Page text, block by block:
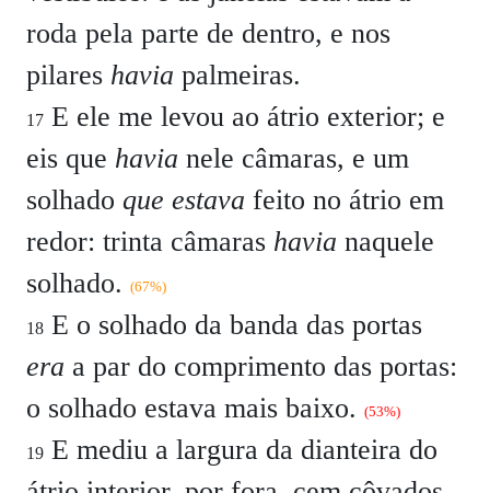
roda pela parte de dentro, e nos
pilares havia palmeiras.
17 E ele me levou ao átrio exterior; e
eis que havia nele câmaras, e um
solhado que estava feito no átrio em
redor: trinta câmaras havia naquele
solhado. (67%)
18 E o solhado da banda das portas
era a par do comprimento das portas:
o solhado estava mais baixo. (53%)
19 E mediu a largura da dianteira do